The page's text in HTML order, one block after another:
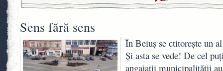
Sens fără sens
În Beiuş se ctitoreşte un
Şi asta se vede! De cel
angajaţii municipalităţii